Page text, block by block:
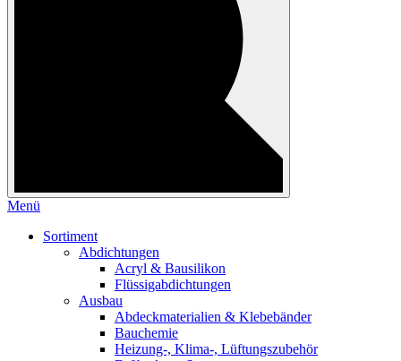
Menü
Sortiment
Abdichtungen
Acryl & Bausilikon
Flüssigabdichtungen
Ausbau
Abdeckmaterialien & Klebebänder
Bauchemie
Heizung-, Klima-, Lüftungszubehör